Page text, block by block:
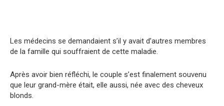
Les médecins se demandaient s’il y avait d’autres membres
de la famille qui souffraient de cette maladie.
Après avoir bien réfléchi, le couple s’est finalement souvenu
que leur grand-mère était, elle aussi, née avec des cheveux
blonds.